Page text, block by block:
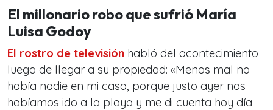
El millonario robo que sufrió María
Luisa Godoy
El rostro de televisión habló del acontecimiento
luego de llegar a su propiedad: «Menos mal no
había nadie en mi casa, porque justo ayer nos
habíamos ido a la playa y me di cuenta hoy día